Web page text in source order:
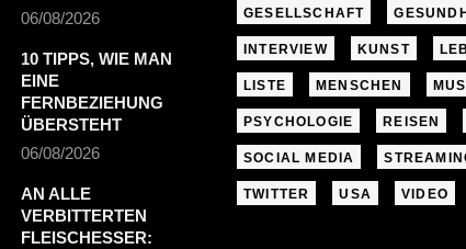
06/08/2026
10 TIPPS, WIE MAN
EINE
FERNBEZIEHUNG
ÜBERSTEHT
06/08/2026
AN ALLE
VERBITTERTEN
FLEISCHESSER:
GESELLSCHAFT
INTERVIEW KUNST
LISTE MENSCHEN
PSYCHOLOGIE REISEN
SOCIAL MEDIA
TWITTER USA VIDEO